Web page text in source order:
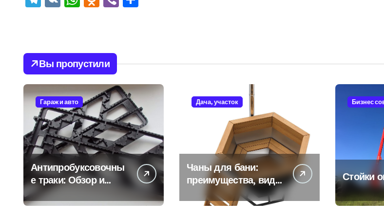
Вы пропустили
Гараж и авто
Антипробуксовочны
е траки: Обзор и
Преимущества
Дача, участок
Чаны для бани:
преимущества, виды
и особенности
использования
Бизнес
Стойки